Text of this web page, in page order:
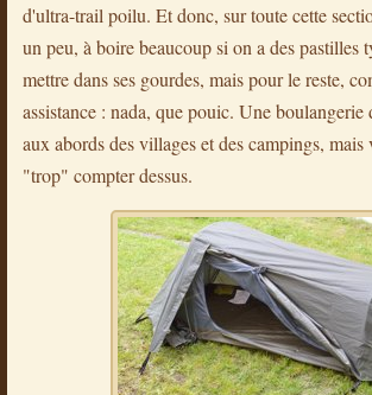
d'ultra-trail poilu. Et donc, sur toute cette
un peu, à boire beaucoup si on a des pastilles
mettre dans ses gourdes, mais pour le reste,
assistance : nada, que pouic. Une boulangerie
aux abords des villages et des campings,
"trop" compter dessus.